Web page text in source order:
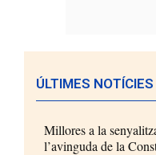
ÚLTIMES
Millores a la
l’avinguda de la